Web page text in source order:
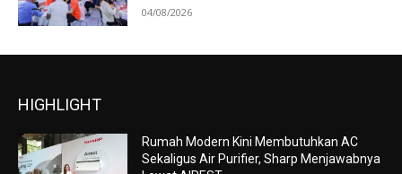
04/08/2026
HIGHLIGHT
Rumah Modern Kini Membutuhkan AC
Sekaligus Air Purifier, Sharp Menjawabnya